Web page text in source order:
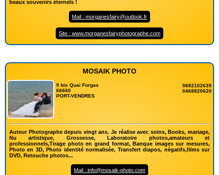
beaux souvenirs éternels !
Mail : morganesfairy@outlook.fr
Site : www.morganesfairyphotographe.com
MOSAIK PHOTO
9 bis Quai Forgas
66660
PORT-VENDRES
0682102639
0468820620
Auteur Photographe depuis vingt ans. Je réalise avec soins, Books, mariage,
Nu artistique, Grossesse, Laboratoire photos,amateurs et
professionnels,Tirage photo en grand format, Banque images sur mesures,
Photo en 3D, Photo identité normalisée, Transfert diapos, négatifs,films sur
DVD, Retouche photos...
Mail : info@mosaik-photo.com